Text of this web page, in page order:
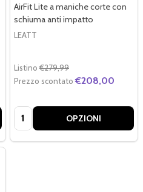
AirFit Lite a maniche corte con
schiuma anti impatto
LEATT
Listino €279,99
Prezzo scontato €208,00
Quantità: OPZIONI